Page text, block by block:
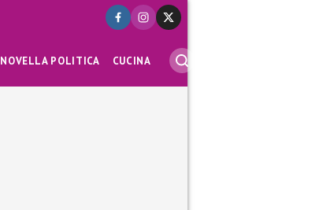
NOVELLA POLITICA CUCINA